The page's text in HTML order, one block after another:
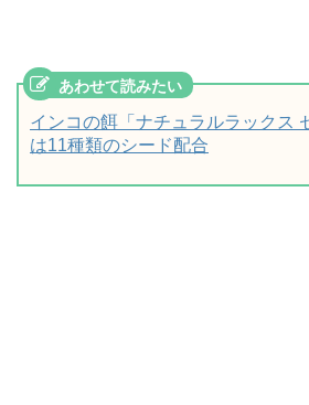
インコの餌「ナチュラルラックス
は11種類のシード配合